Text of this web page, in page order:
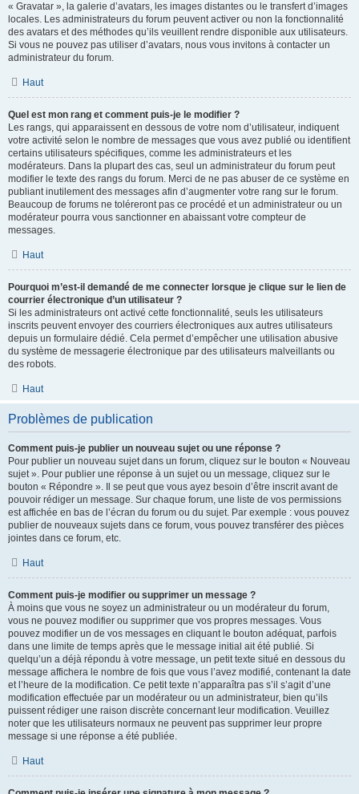
« Gravatar », la galerie d’avatars, les images distantes ou le transfert d’images
locales. Les administrateurs du forum peuvent activer ou non la fonctionnalité
des avatars et des méthodes qu’ils veuillent rendre disponible aux utilisateurs.
Si vous ne pouvez pas utiliser d’avatars, nous vous invitons à contacter un
administrateur du forum.
Haut
Quel est mon rang et comment puis-je le modifier ?
Les rangs, qui apparaissent en dessous de votre nom d’utilisateur, indiquent
votre activité selon le nombre de messages que vous avez publié ou identifient
certains utilisateurs spécifiques, comme les administrateurs et les
modérateurs. Dans la plupart des cas, seul un administrateur du forum peut
modifier le texte des rangs du forum. Merci de ne pas abuser de ce système en
publiant inutilement des messages afin d’augmenter votre rang sur le forum.
Beaucoup de forums ne toléreront pas ce procédé et un administrateur ou un
modérateur pourra vous sanctionner en abaissant votre compteur de
messages.
Haut
Pourquoi m’est-il demandé de me connecter lorsque je clique sur le lien de
courrier électronique d’un utilisateur ?
Si les administrateurs ont activé cette fonctionnalité, seuls les utilisateurs
inscrits peuvent envoyer des courriers électroniques aux autres utilisateurs
depuis un formulaire dédié. Cela permet d’empêcher une utilisation abusive
du système de messagerie électronique par des utilisateurs malveillants ou
des robots.
Haut
Problèmes de publication
Comment puis-je publier un nouveau sujet ou une réponse ?
Pour publier un nouveau sujet dans un forum, cliquez sur le bouton « Nouveau
sujet ». Pour publier une réponse à un sujet ou un message, cliquez sur le
bouton « Répondre ». Il se peut que vous ayez besoin d’être inscrit avant de
pouvoir rédiger un message. Sur chaque forum, une liste de vos permissions
est affichée en bas de l’écran du forum ou du sujet. Par exemple : vous pouvez
publier de nouveaux sujets dans ce forum, vous pouvez transférer des pièces
jointes dans ce forum, etc.
Haut
Comment puis-je modifier ou supprimer un message ?
À moins que vous ne soyez un administrateur ou un modérateur du forum,
vous ne pouvez modifier ou supprimer que vos propres messages. Vous
pouvez modifier un de vos messages en cliquant le bouton adéquat, parfois
dans une limite de temps après que le message initial ait été publié. Si
quelqu’un a déjà répondu à votre message, un petit texte situé en dessous du
message affichera le nombre de fois que vous l’avez modifié, contenant la date
et l’heure de la modification. Ce petit texte n’apparaîtra pas s’il s’agit d’une
modification effectuée par un modérateur ou un administrateur, bien qu’ils
puissent rédiger une raison discrète concernant leur modification. Veuillez
noter que les utilisateurs normaux ne peuvent pas supprimer leur propre
message si une réponse a été publiée.
Haut